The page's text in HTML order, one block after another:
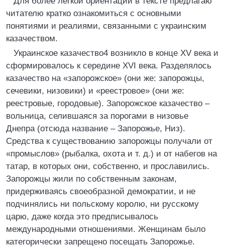
читателю кратко ознакомиться с основными
понятиями и реалиями, связанными с украинским
казачеством.
Украинское казачество4 возникло в конце XV века и
сформировалось к середине XVI века. Разделялось
казачество на «запорожское» (они же: запорожцы,
сечевики, низовики) и «реестровое» (они же:
реестровые, городовые). Запорожское казачество –
вольница, селившаяся за порогами в низовье
Днепра (отсюда название – Запорожье, Низ).
Средства к существованию запорожцы получали от
«промыслов» (рыбалка, охота и т. д.) и от набегов на
татар, в которых они, собственно, и прославились.
Запорожцы жили по собственным законам,
придерживаясь своеобразной демократии, и не
подчинялись ни польскому королю, ни русскому
царю, даже когда это предписывалось
международными отношениями. Женщинам было
категорически запрещено посещать Запорожье.